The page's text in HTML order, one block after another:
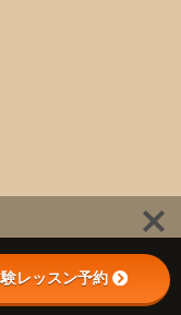
ンスドリーマ
レッスン予約